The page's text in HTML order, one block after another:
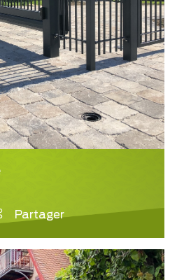
Partager